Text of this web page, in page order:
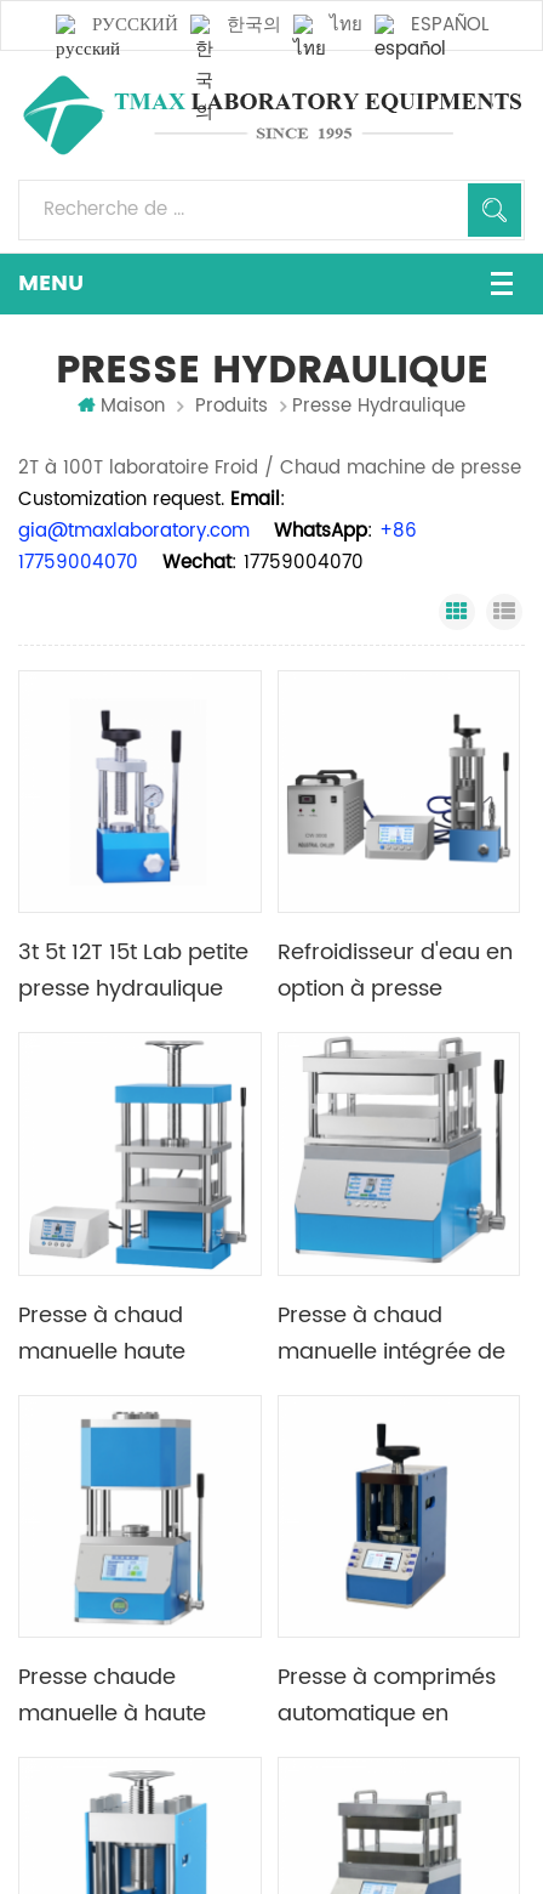
РУССКИЙ 한국의 ไทย ESPAÑOL
PRESSE HYDRAULIQUE
Maison Produits Presse Hydraulique
2T à 100T laboratoire Froid / Chaud machine de presse
Customization request. Email:
gia@tmaxlaboratory.com
WhatsApp: +86
17759004070
Wechat: 17759004070
Grid
3t 5t 12T 15t Lab petite
presse hydraulique
Refroidisseur d'eau en
option à presse
double plaque 24T
300C ou 500C
Presse à chaud
manuelle haute
avec doubles plaques
Presse à chaud
manuelle intégrée de
300C avec double
plaque chauffante
400X400mm
Presse chaude
manuelle à haute
avec moule en alliage
à base de nickel
Presse à comprimés
automatique en
avec écran LCD de 4,3
pouces